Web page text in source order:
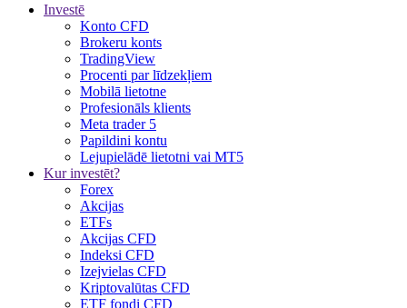
Investē
Konto CFD
Brokeru konts
TradingView
Procenti par līdzekļiem
Mobilā lietotne
Profesionāls klients
Meta trader 5
Papildini kontu
Lejupielādē lietotni vai MT5
Kur investēt?
Forex
Akcijas
ETFs
Akcijas CFD
Indeksi CFD
Izejvielas CFD
Kriptovalūtas CFD
ETF fondi CFD